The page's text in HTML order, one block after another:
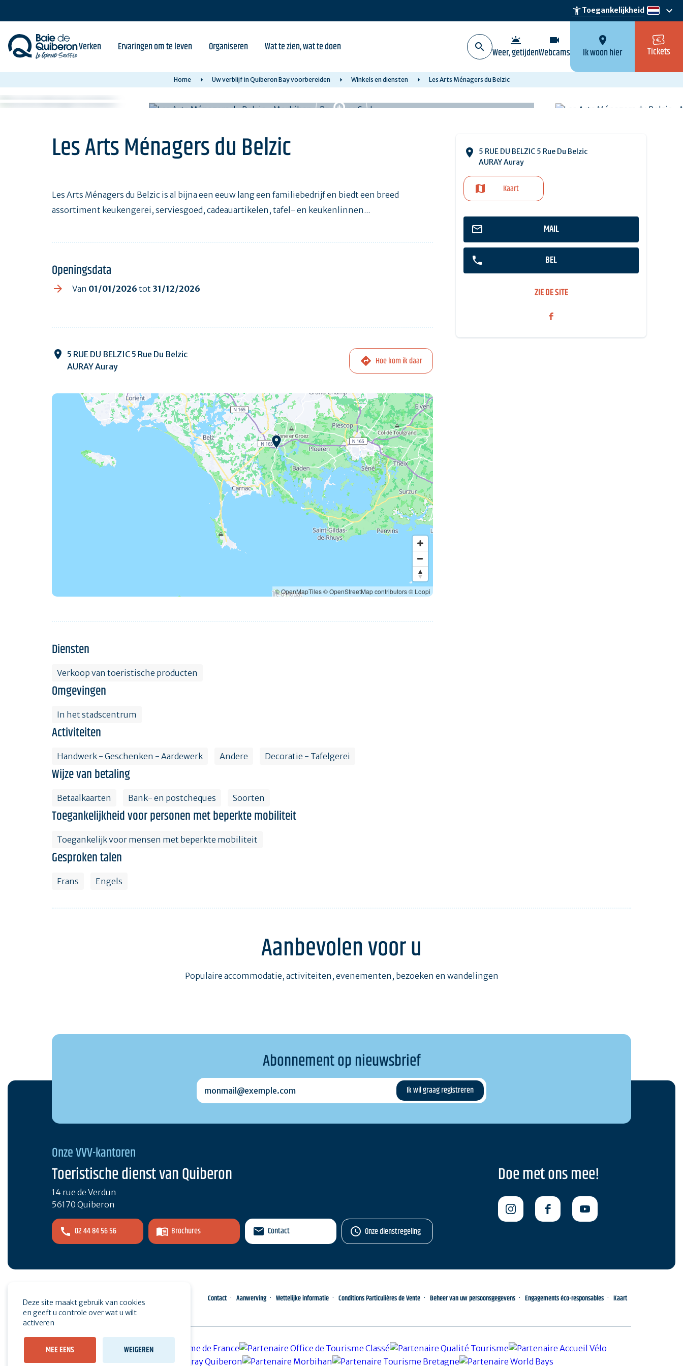
content
accessibility_newToegankelijkheid nl
keyboard_arrow_down
Verken Ervaringen om te leven Organiseren Wat te zien, wat te doen wb_twilight
Weer, getijden
videocam
Webcams
location_on
Ik woon hier Tickets
Home Uw verblijf in Quiberon Bay voorbereiden Winkels en diensten Les Arts Ménagers du Belzic
Les Arts Ménagers du Belzic
5 RUE DU BELZIC 5 Rue Du Belzic
AURAY Auray
Kaart
MAIL
BEL
ZIE DE SITE
Les Arts Ménagers du Belzic is al bijna een eeuw lang een familiebedrijf en biedt een breed
assortiment keukengerei, serviesgoed, cadeauartikelen, tafel- en keukenlinnen...
Openingsdata
Van 01/01/2026 tot 31/12/2026
5 RUE DU BELZIC 5 Rue Du Belzic
AURAY Auray
Hoe kom ik daar
© OpenMapTiles© OpenStreetMap contributors© Loopi
Diensten
Verkoop van toeristische producten
Omgevingen
In het stadscentrum
Activiteiten
Handwerk - Geschenken - Aardewerk Andere Decoratie - Tafelgerei
Wijze van betaling
Betaalkaarten Bank- en postcheques Soorten
Toegankelijkheid voor personen met beperkte mobiliteit
Toegankelijk voor mensen met beperkte mobiliteit
Gesproken talen
Frans Engels
Aanbevolen voor u
Populaire accommodatie, activiteiten, evenementen, bezoeken en wandelingen
Abonnement op nieuwsbrief
monmail@exemple.com
Onze VVV-kantoren
Toeristische dienst van Quiberon
14 rue de Verdun
56170 Quiberon
02 44 84 56 56 Brochures Contact Onze dienstregeling
Doe met ons mee!
Espace pro Druk op Contact Aanwerving Wettelijke informatie Conditions Particulières de Vente Beheer van uw persoonsgegevens Engagements éco-responsables Kaart
Deze site maakt gebruik van cookies
en geeft u controle over wat u wilt
activeren
MEE EENS WEIGEREN